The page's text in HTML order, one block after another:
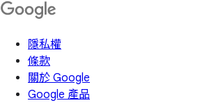
隱私權
條款
關於 Google
Google 產品